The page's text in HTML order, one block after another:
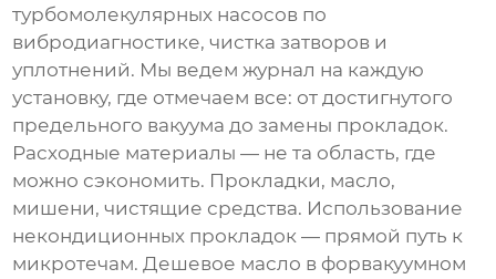
турбомолекулярных насосов по
вибродиагностике, чистка затворов и
уплотнений. Мы ведем журнал на каждую
установку, где отмечаем все: от достигнутого
предельного вакуума до замены прокладок.
Расходные материалы — не та область, где
можно сэкономить. Прокладки, масло,
мишени, чистящие средства. Использование
некондиционных прокладок — прямой путь к
микротечам. Дешевое масло в форвакуумном